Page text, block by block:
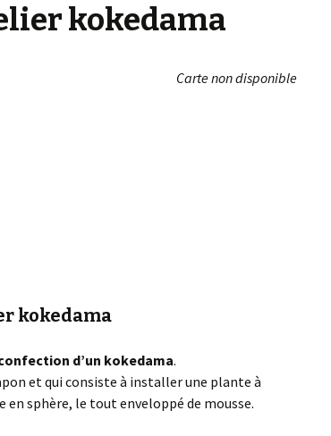
kokedama
Carte non disponible
kokedama
d’un kokedama.
et qui consiste à installer une plante à
en sphère, le tout enveloppé de mousse.